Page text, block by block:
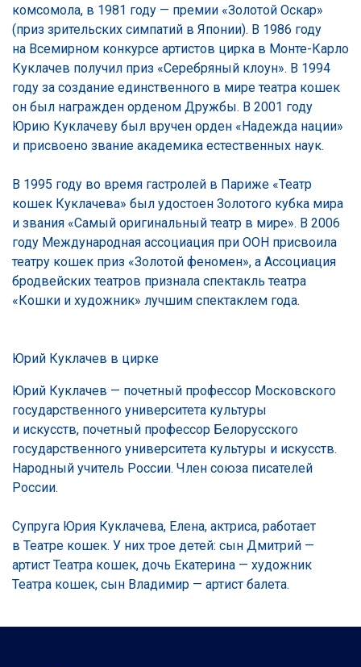
комсомола, в 1981 году — премии «Золотой Оскар»
(приз зрительских симпатий в Японии). В 1986 году
на Всемирном конкурсе артистов цирка в Монте-Карло
Куклачев получил приз «Серебряный клоун». В 1994
году за создание единственного в мире театра кошек
он был награжден орденом Дружбы. В 2001 году
Юрию Куклачеву был вручен орден «Надежда нации»
и присвоено звание академика естественных наук.
В 1995 году во время гастролей в Париже «Театр
кошек Куклачева» был удостоен Золотого кубка мира
и звания «Самый оригинальный театр в мире». В 2006
году Международная ассоциация при ООН присвоила
театру кошек приз «Золотой феномен», а Ассоциация
бродвейских театров признала спектакль театра
«Кошки и художник» лучшим спектаклем года.
Юрий Куклачев в цирке
Юрий Куклачев — почетный профессор Московского
государственного университета культуры
и искусств, почетный профессор Белорусского
государственного университета культуры и искусств.
Народный учитель России. Член союза писателей
России.
Супруга Юрия Куклачева, Елена, актриса, работает
в Театре кошек. У них трое детей: сын Дмитрий —
артист Театра кошек, дочь Екатерина — художник
Театра кошек, сын Владимир — артист балета.